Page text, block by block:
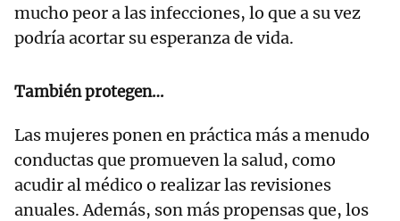
mucho peor a las infecciones, lo que a su vez
podría acortar su esperanza de vida.
También protegen…
Las mujeres ponen en práctica más a menudo
conductas que promueven la salud, como
acudir al médico o realizar las revisiones
anuales. Además, son más propensas que, los